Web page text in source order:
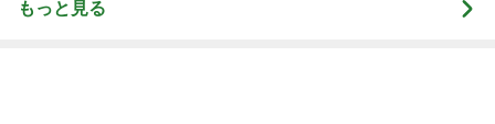
もっと見る